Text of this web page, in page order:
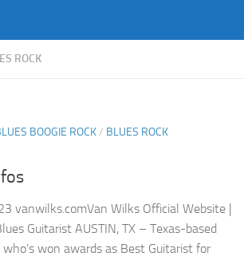
ROCK
BOOGIE ROCK/ BLUES ROCK
Wilks Official Website |
Guitarist AUSTIN, TX – Texas-based
won awards as Best Guitarist for